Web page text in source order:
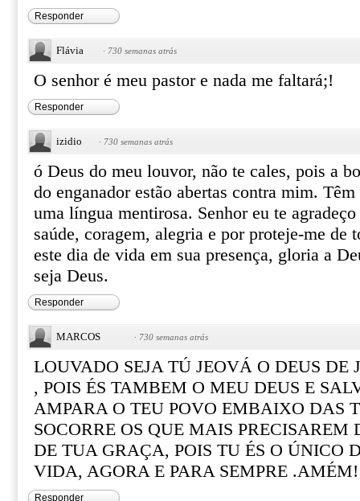
Responder
Flávia · 730 semanas atrás
O senhor é meu pastor e nada me faltará;!
Responder
izidio · 730 semanas atrás
ó Deus do meu louvor, não te cales, pois a
do enganador estão abertas contra mim.
uma língua mentirosa. Senhor eu te
saúde, coragem, alegria e por proteje-me de
este dia de vida em sua presença, gloria a
seja Deus.
Responder
MARCOS · 730 semanas atrás
LOUVADO SEJA TÚ JEOVÁ O DEUS DE
, POIS ÉS TAMBEM O MEU DEUS E
AMPARA O TEU POVO EMBAIXO DAS
SOCORRE OS QUE MAIS PRECISAREM
DE TUA GRAÇA, POIS TU ÉS O ÚNICO
VIDA, AGORA E PARA SEMPRE .AMÉM!
Responder